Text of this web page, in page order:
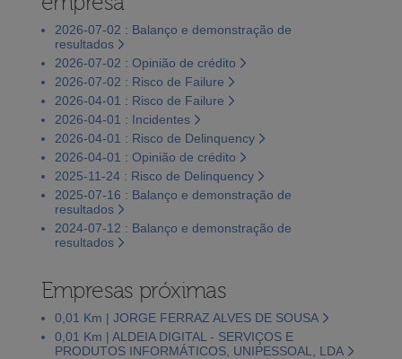
2026-07-02 : Balanço e demonstração de
resultados
2026-07-02 : Opinião de crédito
2026-07-02 : Risco de Failure
2026-04-01 : Risco de Failure
2026-04-01 : Incidentes
2026-04-01 : Risco de Delinquency
2026-04-01 : Opinião de crédito
2025-11-24 : Risco de Delinquency
2025-07-16 : Balanço e demonstração de
resultados
2024-07-12 : Balanço e demonstração de
resultados
Empresas próximas
0,01 Km | JORGE FERRAZ ALVES DE SOUSA
0,01 Km | ALDEIA DIGITAL - SERVIÇOS E
PRODUTOS INFORMÁTICOS, UNIPESSOAL, LDA